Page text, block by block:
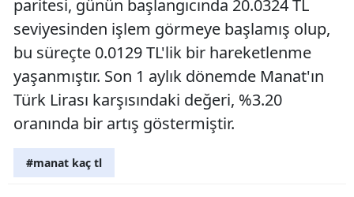
paritesi, günün başlangıcında 20.0324 TL
seviyesinden işlem görmeye başlamış olup,
bu süreçte 0.0129 TL'lik bir hareketlenme
yaşanmıştır. Son 1 aylık dönemde Manat'ın
Türk Lirası karşısındaki değeri, %3.20
oranında bir artış göstermiştir.
#manat kaç tl